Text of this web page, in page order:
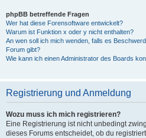
phpBB betreffende Fragen
Wer hat diese Forensoftware entwickelt?
Warum ist Funktion x oder y nicht enthalten?
An wen soll ich mich wenden, falls es
Forum gibt?
Wie kann ich einen Administrator des Boards
Registrierung und Anmeldung
Wozu muss ich mich registrieren?
Eine Registrierung ist nicht unbedingt
dieses Forums entscheidet, ob du